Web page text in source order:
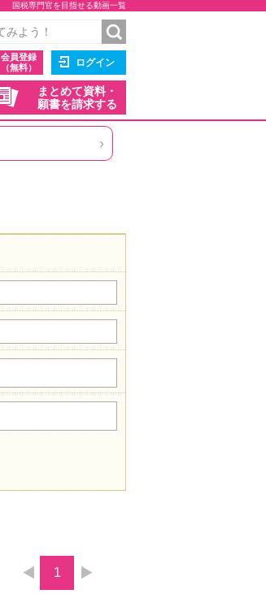
国税専門官を目指せる動画一覧
会員登録
（無料）
ログイン
まとめて資料・
願書を請求する
›
1